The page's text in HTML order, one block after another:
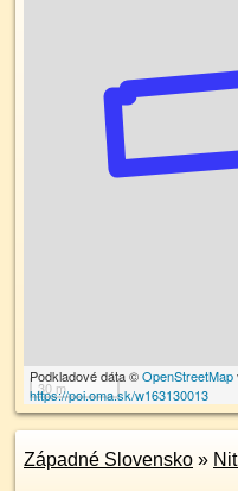
30 m
Podkladové dáta ©OpenStreetMap
https://poi.oma.sk/w163130013
Západné Slovensko »